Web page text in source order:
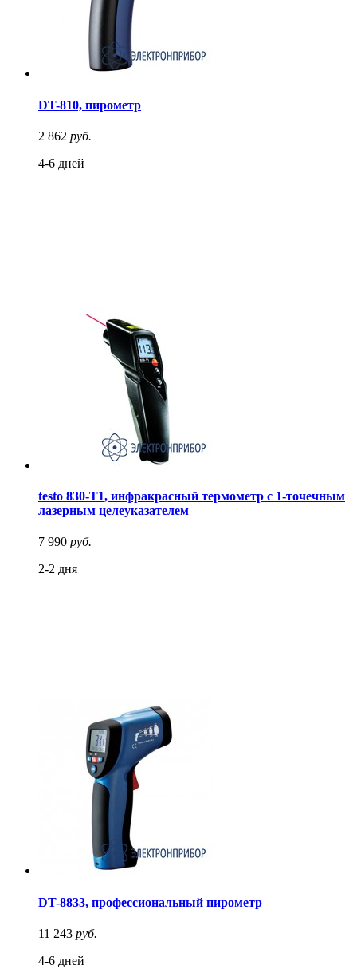
DT-810, пирометр
2 862 руб.
4-6 дней
testo 830-T1, инфракрасный термометр с 1-точечным
лазерным целеуказателем
7 990 руб.
2-2 дня
DT-8833, профессиональный пирометр
11 243 руб.
4-6 дней